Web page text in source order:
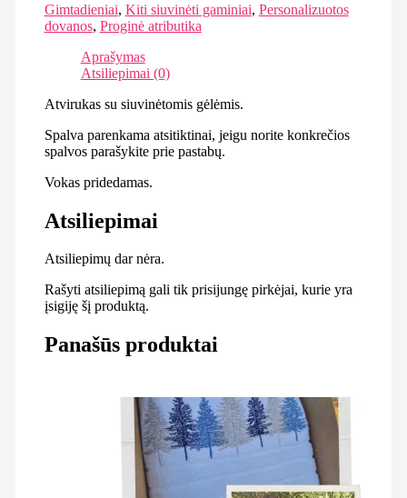
Gimtadieniai, Kiti siuvinėti gaminiai, Personalizuotos
dovanos, Proginė atributika
Aprašymas
Atsiliepimai (0)
Atvirukas su siuvinėtomis gėlėmis.
Spalva parenkama atsitiktinai, jeigu norite konkrečios
spalvos parašykite prie pastabų.
Vokas pridedamas.
Atsiliepimai
Atsiliepimų dar nėra.
Rašyti atsiliepimą gali tik prisijungę pirkėjai, kurie yra
įsigiję šį produktą.
Panašūs produktai